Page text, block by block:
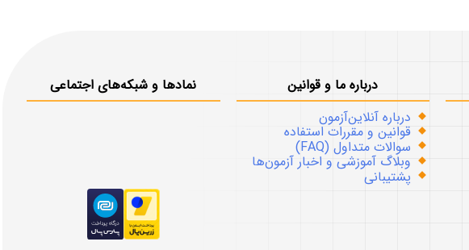
درباره ما و قوانین
درباره آنلاین‌آزمون
قوانین و مقررات استفاده
سوالات متداول (FAQ)
وبلاگ آموزشی و اخبار آزمون‌ها
پشتیبانی
نمادها و شبکه‌های اجتماعی